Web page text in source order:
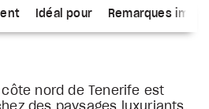
Idéal pour Remarques
nord de Tenerife est